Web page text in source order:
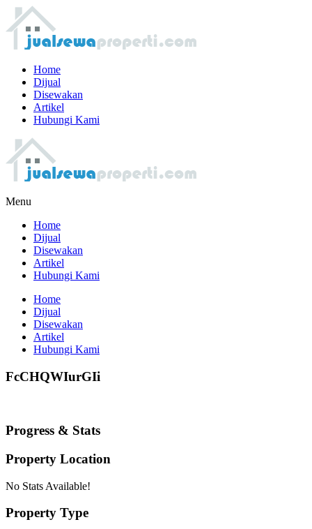
Home
Dijual
Disewakan
Artikel
Hubungi Kami
Menu
Home
Dijual
Disewakan
Artikel
Hubungi Kami
Home
Dijual
Disewakan
Artikel
Hubungi Kami
FcCHQWIurGIi
Progress & Stats
Property Location
No Stats Available!
Property Type